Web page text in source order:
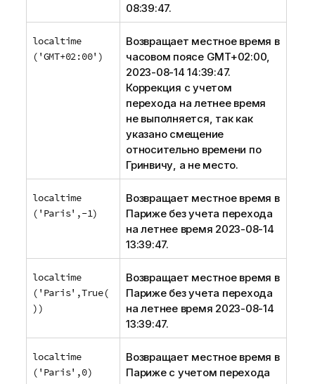
08:39:47.
localtime
('GMT+02:00')
Возвращает местное время в
часовом поясе GMT+02:00,
2023-08-14 14:39:47.
Коррекция с учетом
перехода на летнее время
не выполняется, так как
указано смещение
относительно времени по
Гринвичу, а не место.
localtime
('Paris',-1)
Возвращает местное время в
Париже без учета перехода
на летнее время 2023-08-14
13:39:47.
localtime
('Paris',True(
))
Возвращает местное время в
Париже без учета перехода
на летнее время 2023-08-14
13:39:47.
localtime
('Paris',0)
Возвращает местное время в
Париже с учетом перехода